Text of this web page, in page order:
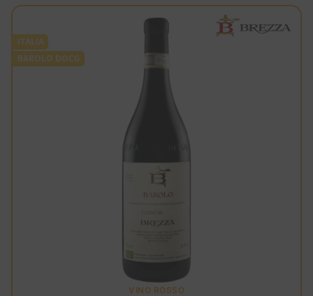
ITALIA
BAROLO DOCG
VINO ROSSO